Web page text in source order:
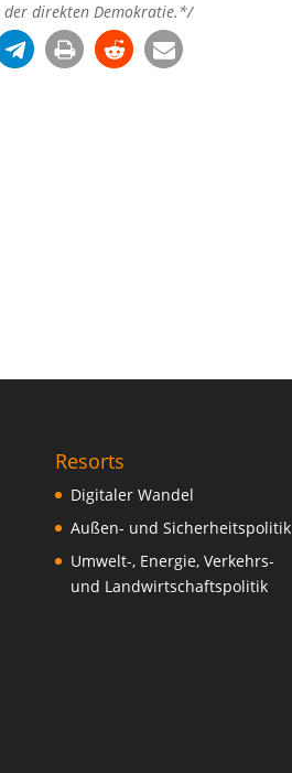
direkten Demokratie.*/
Resorts
Digitaler Wandel
Außen- und Sicherheitspolitik
Umwelt-, Energie, Verkehrs-
und Landwirtschaftspolitik